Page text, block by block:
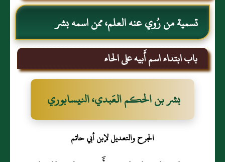
تسمية من رُوي عنه العلم، ممن اسمه بشر
باب ابتداء اسم أَبيه على الحاء
بشر بن الحكم العَبدي، النيسابوري
الجرح والتعديل لإبن أبي حاتم